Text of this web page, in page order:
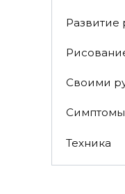
Развитие
Своими
Симптомы
Техника